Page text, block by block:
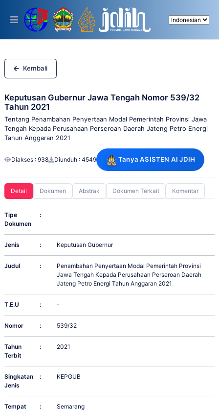
This
includes
accessibility
system.
Kembali
Keputusan Gubernur Jawa Tengah Nomor 539/32
Tahun 2021
Tentang Penambahan Penyertaan Modal Pemerintah Provinsi Jawa
Tengah Kepada Perusahaan Perseroan Daerah Jateng Petro Energi
Tahun Anggaran 2021
Diakses : 938 Diunduh : 4549 Tanya ASISTEN AI JDIH
Detail Dokumen Abstrak Dokumen Terkait Komentar
Tipe
Dokumen
:
Jenis : Keputusan Gubernur
Judul :
Penambahan Penyertaan Modal Pemerintah Provinsi
Jawa Tengah Kepada Perusahaan Perseroan Daerah
Jateng Petro Energi Tahun Anggaran 2021
T.E.U : -
Nomor : 539/32
Tahun
Terbit
: 2021
Singkatan
Jenis
: KEPGUB
Tempat
: Semarang